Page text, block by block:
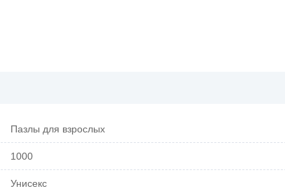
Пазлы для взрослых
1000
Унисекс